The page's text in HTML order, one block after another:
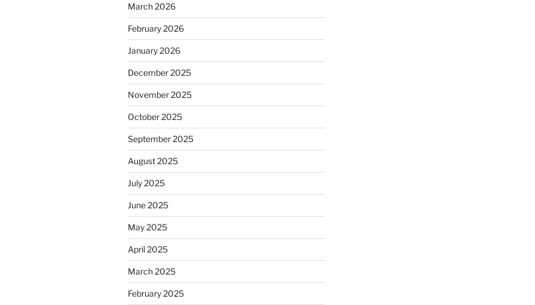
March 2026
February 2026
January 2026
December 2025
November 2025
October 2025
September 2025
August 2025
July 2025
June 2025
May 2025
April 2025
March 2025
February 2025